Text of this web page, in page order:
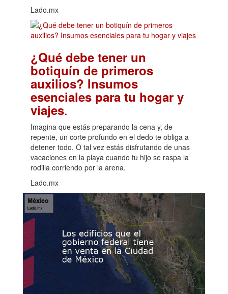
Lado.mx
¿Qué debe tener un
botiquín de primeros
auxilios? Insumos
esenciales para tu hogar y
viajes.
Imagina que estás preparando la cena y, de
repente, un corte profundo en el dedo te obliga a
detener todo. O tal vez estás disfrutando de unas
vacaciones en la playa cuando tu hijo se raspa la
rodilla corriendo por la arena.
Lado.mx